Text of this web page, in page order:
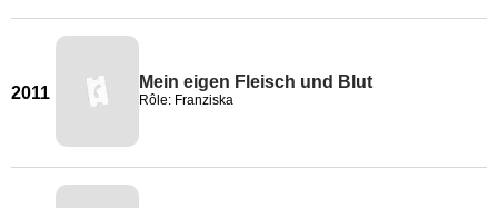
2011
Mein eigen Fleisch und Blut
Rôle: Franziska